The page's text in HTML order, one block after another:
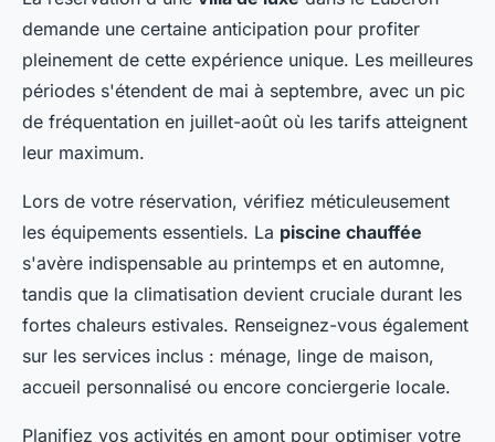
demande une certaine anticipation pour profiter
pleinement de cette expérience unique. Les meilleures
périodes s'étendent de mai à septembre, avec un pic
de fréquentation en juillet-août où les tarifs atteignent
leur maximum.
Lors de votre réservation, vérifiez méticuleusement
les équipements essentiels. La piscine chauffée
s'avère indispensable au printemps et en automne,
tandis que la climatisation devient cruciale durant les
fortes chaleurs estivales. Renseignez-vous également
sur les services inclus : ménage, linge de maison,
accueil personnalisé ou encore conciergerie locale.
Planifiez vos activités en amont pour optimiser votre